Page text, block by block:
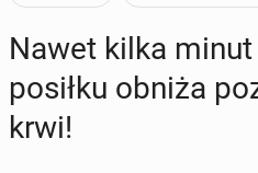
Nawet kilka
posiłku obniża
krwi!